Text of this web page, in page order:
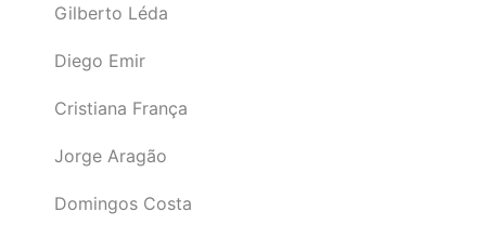
Gilberto Léda
Diego Emir
Cristiana França
Jorge Aragão
Domingos Costa